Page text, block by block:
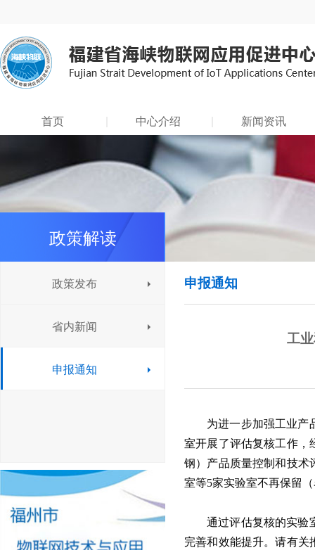
首页 中心介绍 新闻资讯
政策解读
政策发布
省内新闻
申报通知
申报通知
工
为进一步加强工业产
室开展了评估复核工作，
钢）产品质量控制和技术
室等5家实验室不再保留
通过评估复核的实验
完善和效能提升。请有关